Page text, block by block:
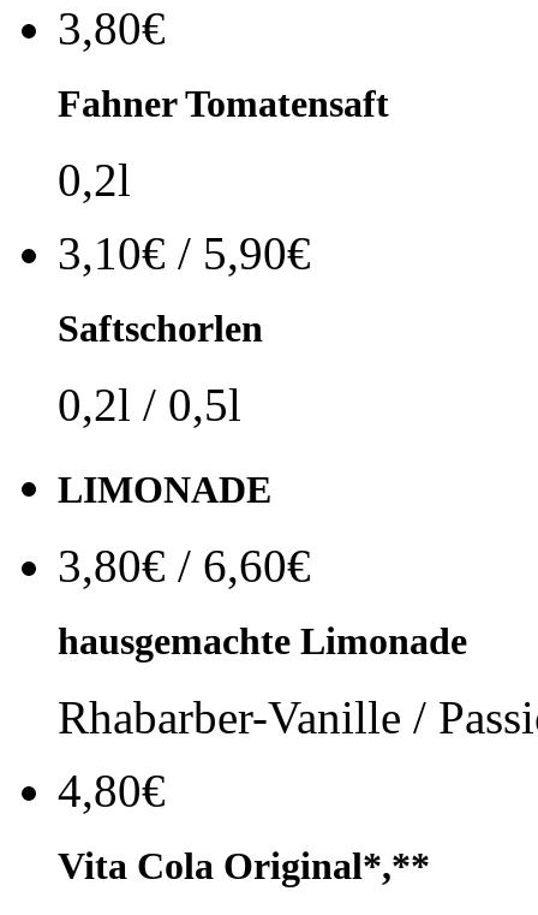
3,80€
Fahner Tomatensaft
0,2l
3,10€ / 5,90€
Saftschorlen
0,2l / 0,5l
LIMONADE
3,80€ / 6,60€
hausgemachte Limonade
Rhabarber-Vanille /
4,80€
Vita Cola Original*,**